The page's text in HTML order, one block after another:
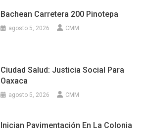
Bachean Carretera 200 Pinotepa
agosto 5, 2026 CMM
Ciudad Salud: Justicia Social Para
Oaxaca
agosto 5, 2026 CMM
Inician Pavimentación En La Colonia